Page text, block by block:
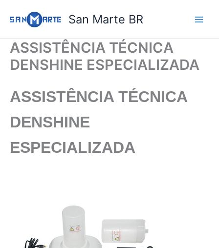
para
conteúdo
San Marte BR
ASSISTÊNCIA TÉCNICA
DENSHINE ESPECIALIZADA
ASSISTÊNCIA TÉCNICA
DENSHINE
ESPECIALIZADA